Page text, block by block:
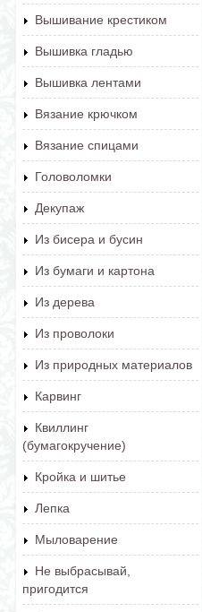
Вышивание крестиком
Вышивка гладью
Вышивка лентами
Вязание крючком
Вязание спицами
Головоломки
Декупаж
Из бисера и бусин
Из бумаги и картона
Из дерева
Из проволоки
Из природных материалов
Карвинг
Квиллинг
(бумагокручение)
Кройка и шитье
Лепка
Мыловарение
Не выбрасывай,
пригодится